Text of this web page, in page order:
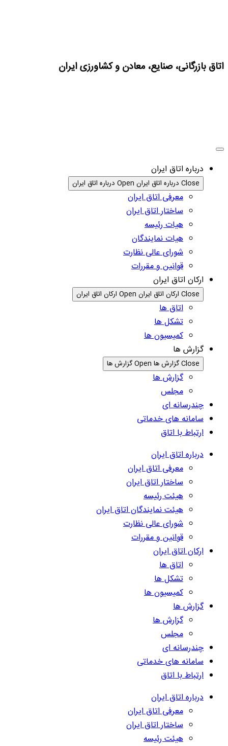
اتاق بازرگانی، صنایع، معادن و کشاورزی ایران
درباره اتاق ایران
Close درباره اتاق ایران Open درباره اتاق ایران
معرفی اتاق ایران
ساختار اتاق ایران
هیات رئیسه
هیات نمایندگان
شورای عالی نظارت
قوانین و مقررات
ارکان اتاق ایران
Close ارکان اتاق ایران Open ارکان اتاق ایران
اتاق ها
تشکل ها
کمیسیون ها
گزارش ها
Close گزارش ها Open گزارش ها
گزارش ها
مجلس
چندرسانه ای
سامانه های خدماتی
ارتباط با اتاق
درباره اتاق ایران
معرفی اتاق ایران
ساختار اتاق ایران
هیئت رئیسه
هیئت نمایندگان اتاق ایران
شورای عالی نظارت
قوانین و مقررات
ارکان اتاق ایران
اتاق ها
تشکل ها
کمیسیون ها
گزارش ها
گزارش ها
مجلس
چندرسانه ای
سامانه های خدماتی
ارتباط با اتاق
درباره اتاق ایران
معرفی اتاق ایران
ساختار اتاق ایران
هیئت رئیسه